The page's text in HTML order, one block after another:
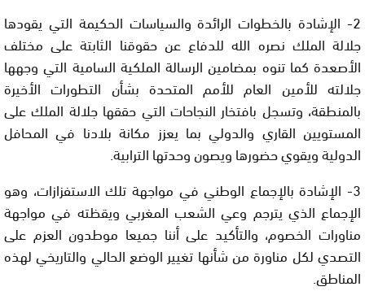
2- الإشادة بالخطوات الرائدة والسياسات الحكيمة التي يقودها
جلالة الملك نصره الله للدفاع عن حقوقنا الثابتة على مختلف
الأصعدة كما تنوه بمضامين الرسالة الملكية السامية التي وجهها
جلالته للأمين العام للأمم المتحدة بشأن التطورات الأخيرة
بالمنطقة، وتسجل بافتخار النجاحات التي حققها جلالة الملك على
المستويين القاري والدولي بما يعزز مكانة بلادنا في المحافل
الدولية ويقوي حضورها ويصون وحدتها الترابية.
3- الإشادة بالإجماع الوطني في مواجهة تلك الاستفزازات، وهو
الإجماع الذي يترجم وعي الشعب المغربي ويقظته في مواجهة
مناورات الخصوم، والتأكيد على أننا جميعا موطدون العزم على
التصدي لكل مناورة من شأنها تغيير الوضع الحالي والتاريخي لهذه
المناطق.